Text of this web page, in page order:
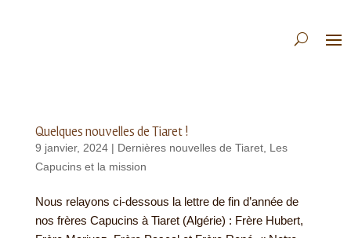
Quelques nouvelles de Tiaret !
9 janvier, 2024| Dernières nouvelles de Tiaret, Les
Capucins et la mission
Nous relayons ci-dessous la lettre de fin d’année de
nos frères Capucins à Tiaret (Algérie) : Frère Hubert,